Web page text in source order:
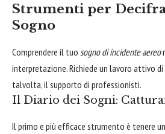
Strumenti per
Sogno
Comprendere il tuo sogno di incidente aereo
interpretazione. Richiede un lavoro attivo
talvolta, il supporto di professionisti.
Il Diario dei Sogni:
Il primo e più efficace strumento è tenere